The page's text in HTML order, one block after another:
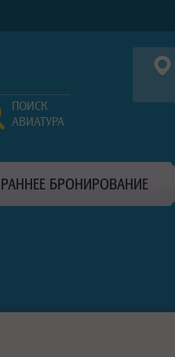
ПОИСК
АВИАТУРА
РАННЕЕ БРОНИРОВАНИЕ